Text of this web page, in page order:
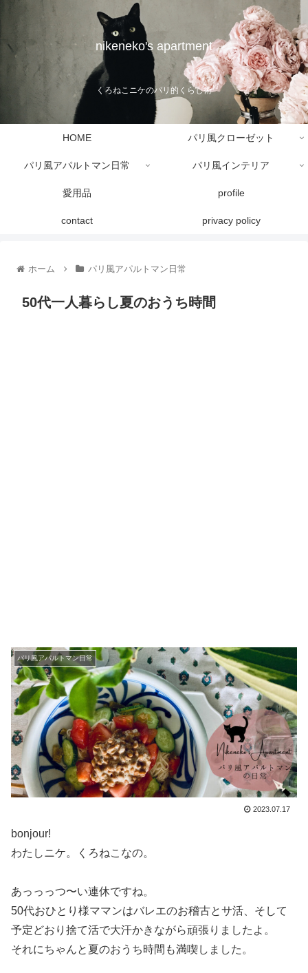
nikeneko's apartment
くろねこニケのパリ的くらし術
HOME パリ風クローゼット
パリ風アパルトマン日常 パリ風インテリア
愛用品 profile
contact privacy policy
ホーム パリ風アパルトマン日常
50代一人暮らし夏のおうち時間
パリ風アパルトマン日常
2023.07.17
bonjour!
わたしニケ。くろねこなの。
あっっっつ〜い連休ですね。
50代おひとり様ママンはバレエのお稽古とサ活、そして
予定どおり捨て活で大汗かきながら頑張りましたよ。
それにちゃんと夏のおうち時間も満喫しました。